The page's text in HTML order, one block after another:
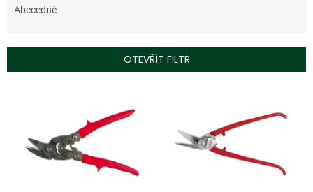
e
í
r
Abecedně
OTEVŘÍT FILTR